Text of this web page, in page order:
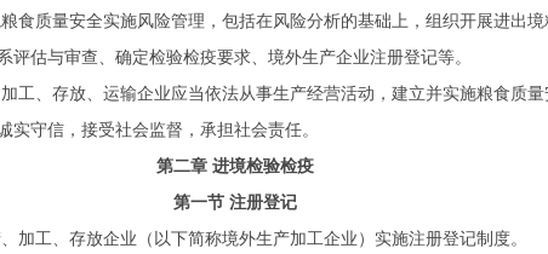
食质量安全实施风险管理，包括在风险分析的基础上，组织开展进出
评估与审查、确定检验检疫要求、境外生产企业注册登记等。
工、存放、运输企业应当依法从事生产经营活动，建立并实施粮食质
守信，接受社会监督，承担社会责任。
第二章 进境检验检疫
第一节 注册登记
加工、存放企业（以下简称境外生产加工企业）实施注册登记制度。